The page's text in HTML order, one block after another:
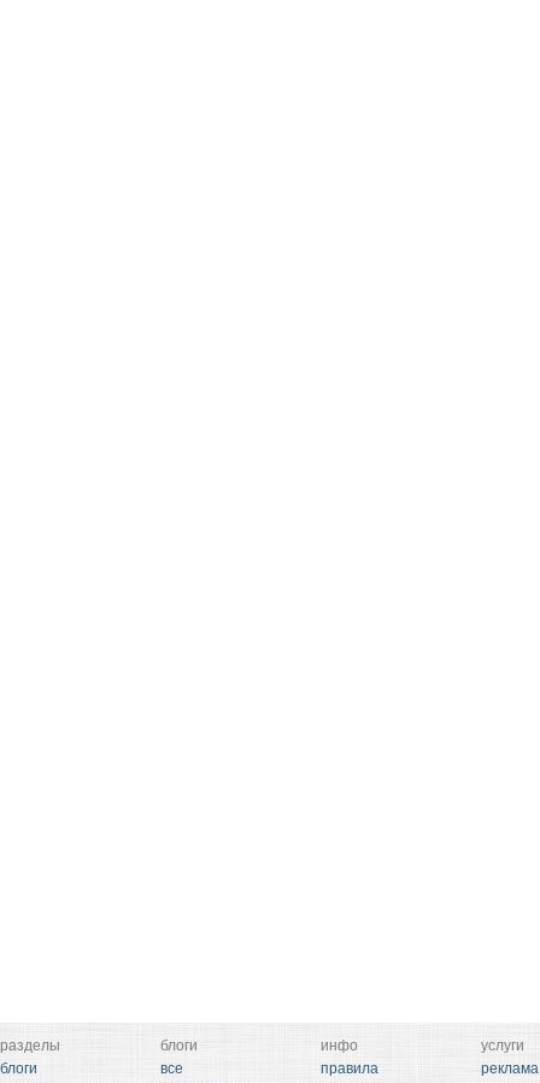
разделы
блоги
блоги
все
инфо
правила
услуги
реклама